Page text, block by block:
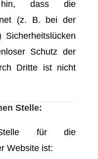
dass die
(z. B. bei der
Sicherheitslücken
Schutz der
Dritte ist nicht
Stelle:
Stelle für die
Website ist: